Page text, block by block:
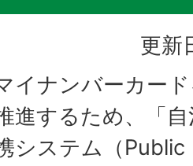
更新
イナンバーカー
進するため、「
システム（